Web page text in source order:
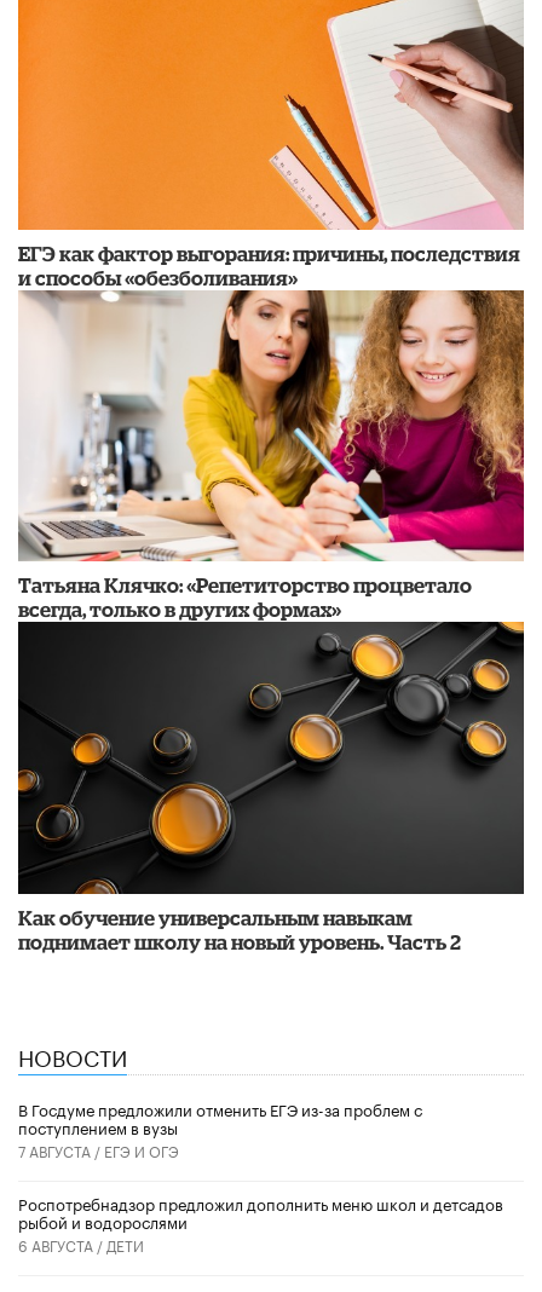
​ЕГЭ как фактор выгорания: причины, последствия
и способы «обезболивания»
​Татьяна Клячко: «Репетиторство процветало
всегда, только в других формах»
​Как обучение универсальным навыкам
поднимает школу на новый уровень. Часть 2
НОВОСТИ
В Госдуме предложили отменить ЕГЭ из-за проблем с
поступлением в вузы
7 АВГУСТА / ЕГЭ И ОГЭ
Роспотребнадзор предложил дополнить меню школ и детсадов
рыбой и водорослями
6 АВГУСТА / ДЕТИ